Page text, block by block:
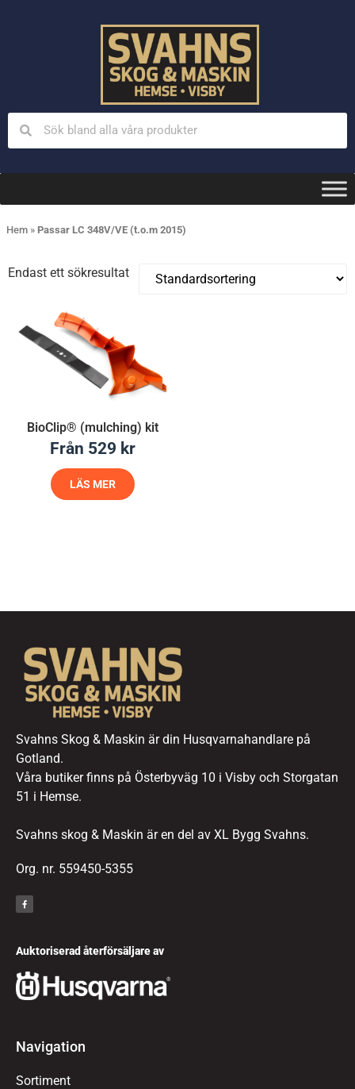
Hem » Passar LC 348V/VE (t.o.m 2015)
Endast ett sökresultat
BioClip® (mulching) kit
Från 529 kr
LÄS MER
Svahns Skog & Maskin är din Husqvarnahandlare på
Gotland.
Våra butiker finns på Österbyväg 10 i Visby och Storgatan
51 i Hemse.
Svahns skog & Maskin är en del av XL Bygg Svahns.
Org. nr. 559450-5355
Auktoriserad återförsäljare av
Navigation
Sortiment